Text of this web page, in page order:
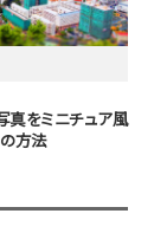
をミニチュア風
方法